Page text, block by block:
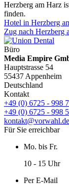
Herzberg am Harz
finden.
Hotel in Herzberg
Zug nach Herzberg
Büro
Media Empire
Hauptstrasse 54
55437 Appenheim
Deutschland
Kontakt
+49 (0) 6725 - 998
+49 (0) 6725 - 998
kontakt@vorwahl.de
Für Sie erreichbar
Mo. bis Fr.
10 - 15 Uhr
Per E-Mail